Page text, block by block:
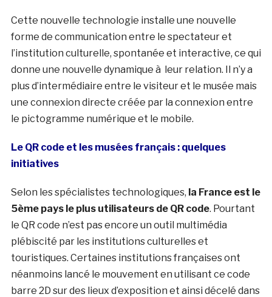
Cette nouvelle technologie installe une nouvelle
forme de communication entre le spectateur et
l’institution culturelle, spontanée et interactive, ce qui
donne une nouvelle dynamique à leur relation. Il n’y a
plus d’intermédiaire entre le visiteur et le musée mais
une connexion directe créée par la connexion entre
le pictogramme numérique et le mobile.
Le QR code et les musées français : quelques
initiatives
Selon les spécialistes technologiques, la France est le
5ème pays le plus utilisateurs de QR code. Pourtant
le QR code n’est pas encore un outil multimédia
plébiscité par les institutions culturelles et
touristiques. Certaines institutions françaises ont
néanmoins lancé le mouvement en utilisant ce code
barre 2D sur des lieux d’exposition et ainsi décelé dans